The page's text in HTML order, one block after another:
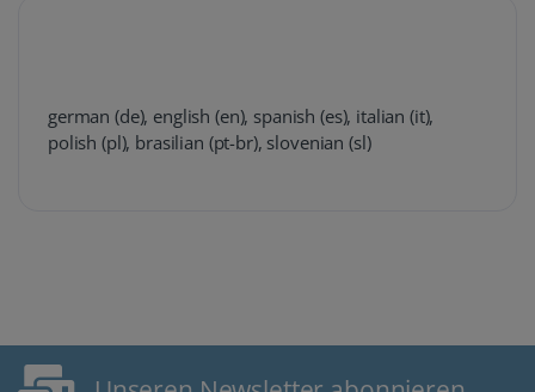
german (de), english (en), spanish (es), italian (it),
polish (pl), brasilian (pt-br), slovenian (sl)